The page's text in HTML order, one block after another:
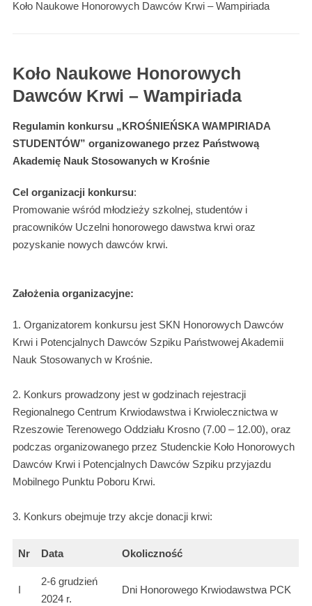
Koło Naukowe Honorowych Dawców Krwi – Wampiriada
Koło Naukowe Honorowych
Dawców Krwi – Wampiriada
Regulamin konkursu „KROŚNIEŃSKA WAMPIRIADA
STUDENTÓW” organizowanego przez Państwową
Akademię Nauk Stosowanych w Krośnie
Cel organizacji konkursu:
Promowanie wśród młodzieży szkolnej, studentów i
pracowników Uczelni honorowego dawstwa krwi oraz
pozyskanie nowych dawców krwi.
Założenia organizacyjne:
1. Organizatorem konkursu jest SKN Honorowych Dawców
Krwi i Potencjalnych Dawców Szpiku Państwowej Akademii
Nauk Stosowanych w Krośnie.
2. Konkurs prowadzony jest w godzinach rejestracji
Regionalnego Centrum Krwiodawstwa i Krwiolecznictwa w
Rzeszowie Terenowego Oddziału Krosno (7.00 – 12.00), oraz
podczas organizowanego przez Studenckie Koło Honorowych
Dawców Krwi i Potencjalnych Dawców Szpiku przyjazdu
Mobilnego Punktu Poboru Krwi.
3. Konkurs obejmuje trzy akcje donacji krwi:
Nr Data Okoliczność
I
2-6 grudzień
2024 r.
Dni Honorowego Krwiodawstwa PCK